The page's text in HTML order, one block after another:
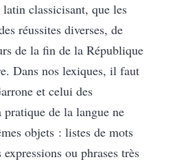
classicisant, que les
réussites diverses, de
de la fin de la République
Dans nos lexiques, il faut
et celui des
de la langue ne
objets : listes de mots
ou phrases très